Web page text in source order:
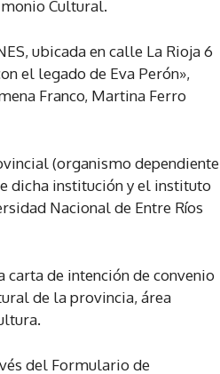
Cultural.
ubicada en calle La Rioja 6
el legado de Eva Perón»,
Franco, Martina Ferro
(organismo dependiente
dicha institución y el instituto
Nacional de Entre Ríos
carta de intención de convenio
de la provincia, área
del Formulario de